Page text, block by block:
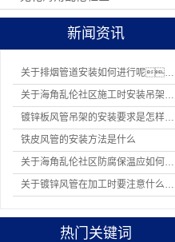
新闻资讯
关于排烟管道安装如何进行呢？
关于海角乱伦社区施工时安装吊架有哪8项规定
镀锌板风管吊架的安装要求是怎样的？
铁皮风管的安装方法是什么
关于海角乱伦社区防腐保温应如何操作
关于镀锌风管在加工时要注意什么问题
热门关键词